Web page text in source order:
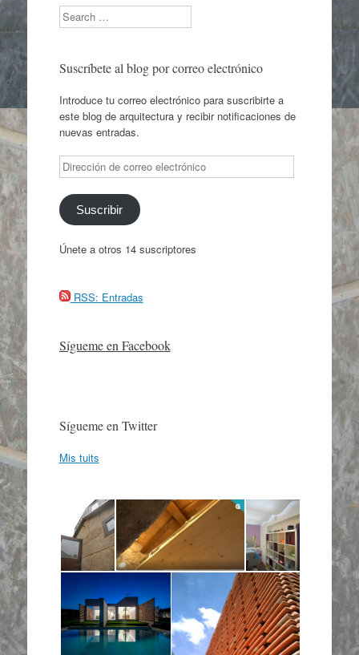
Search
Suscríbete al blog por correo electrónico
Introduce tu correo electrónico para suscribirte a
este blog de arquitectura y recibir notificaciones de
nuevas entradas.
Dirección
de
correo
electrónico
Suscribir
Únete a otros 14 suscriptores
RSS: Entradas
Sígueme en Facebook
Sígueme en Twitter
Mis tuits